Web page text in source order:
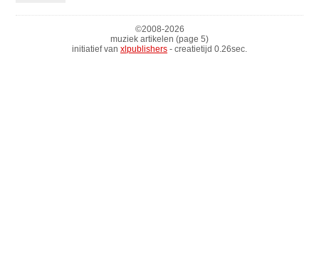
©2008-2026
muziek artikelen (page 5)
initiatief van xlpublishers - creatietijd 0.26sec.